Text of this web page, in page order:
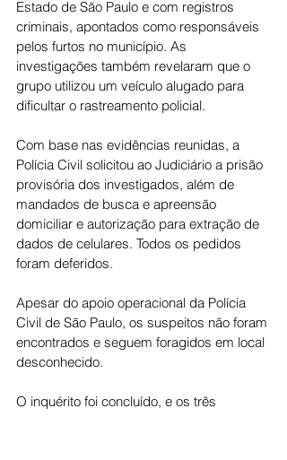
Estado de São Paulo e com registros
criminais, apontados como responsáveis
pelos furtos no município. As
investigações também revelaram que o
grupo utilizou um veículo alugado para
dificultar o rastreamento policial.
Com base nas evidências reunidas, a
Polícia Civil solicitou ao Judiciário a prisão
provisória dos investigados, além de
mandados de busca e apreensão
domiciliar e autorização para extração de
dados de celulares. Todos os pedidos
foram deferidos.
Apesar do apoio operacional da Polícia
Civil de São Paulo, os suspeitos não foram
encontrados e seguem foragidos em local
desconhecido.
O inquérito foi concluído, e os três